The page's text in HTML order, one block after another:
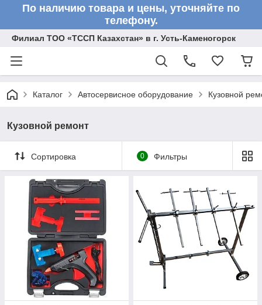
По наличию товара и цены, уточняйте по
телефону.
Филиал ТОО «ТССП Казахстан» в г. Усть-Каменогорск
Каталог Автосервисное оборудование Кузовной
Кузовной ремонт
Сортировка 0 Фильтры